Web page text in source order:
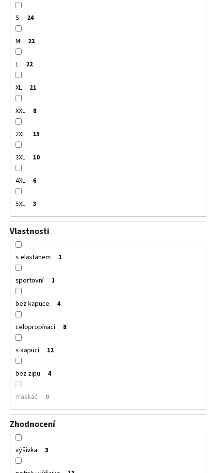
S 24
M 22
L 22
XL 21
XXL 8
2XL 15
3XL 10
4XL 6
5XL 3
Vlastnosti
s elastanem 1
sportovní 1
bez kapuce 4
celopropínací 8
s kapucí 12
bez zipu 4
maskáč 0
Zhodnocení
výšivka 3